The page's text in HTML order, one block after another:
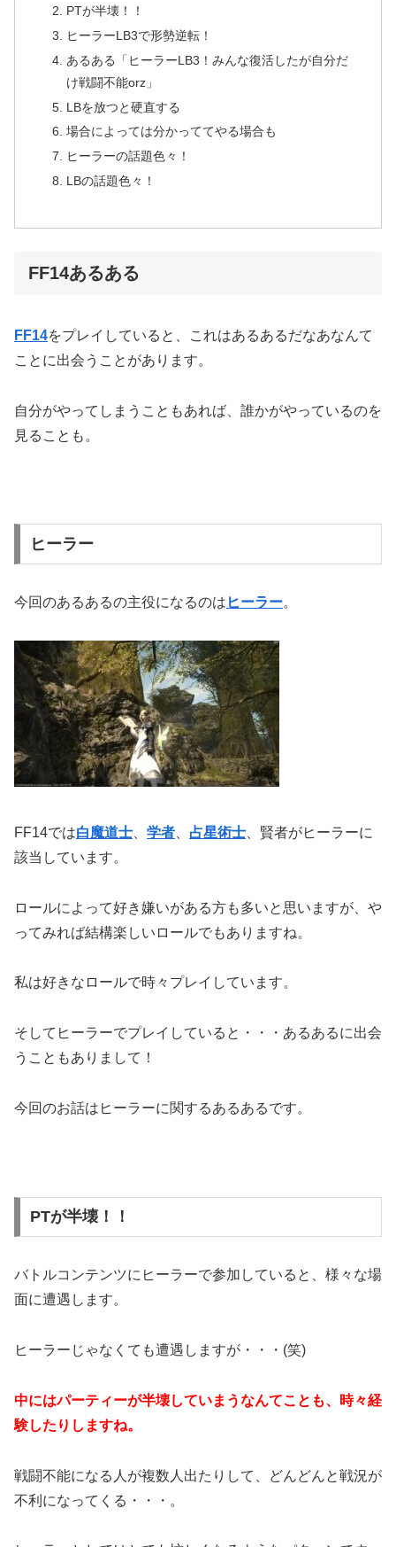
PTが半壊！！
ヒーラーLB3で形勢逆転！
あるある「ヒーラーLB3！みんな復活したが自分だ
け戦闘不能orz」
LBを放つと硬直する
場合によっては分かっててやる場合も
ヒーラーの話題色々！
LBの話題色々！
FF14あるある
FF14をプレイしていると、これはあるあるだなあなんて
ことに出会うことがあります。
自分がやってしまうこともあれば、誰かがやっているのを
見ることも。
ヒーラー
今回のあるあるの主役になるのは ヒーラー。
FF14では白魔道士 学者 占星術士 、賢者がヒーラーに
該当しています。
ロールによって好き嫌いがある方も多いと思いますが、や
ってみれば結構楽しいロールでもありますね。
私は好きなロールで時々プレイしています。
そしてヒーラーでプレイしていると・・・あるあるに出会
うこともありまして！
今回のお話はヒーラーに関するあるあるです。
PTが半壊！！
バトルコンテンツにヒーラーで参加していると、様々な場
面に遭遇します。
ヒーラーじゃなくても遭遇しますが・・・(笑)
中にはパーティーが半壊していまうなんてことも、時々経
験したりしますね。
戦闘不能になる人が複数人出たりして、どんどんと戦況が
不利になってくる・・・。